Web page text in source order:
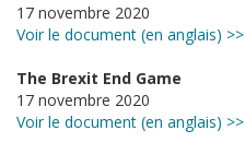
17 novembre 2020
Voir le document (en anglais) >>
The Brexit End Game
17 novembre 2020
Voir le document (en anglais) >>